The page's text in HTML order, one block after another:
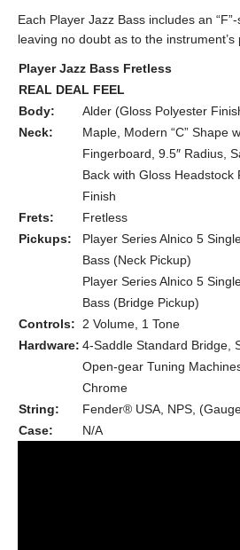
Each Player Jazz Bass includes an
leaving no doubt as to the instrument’s
Player Jazz Bass Fretless
REAL DEAL FEEL
Body:
Alder (Gloss Polyester
Neck:
Maple, Modern “C” Shape
Fingerboard, 9.5″ Radius,
Back with Gloss Headstock
Finish
Frets:
Fretless
Pickups:
Player Series Alnico 5
Bass (Neck Pickup)
Player Series Alnico 5
Bass (Bridge Pickup)
Controls:
2 Volume, 1 Tone
Hardware: 4-Saddle Standard Bridge,
Open-gear Tuning
Chrome
String:
Fender® USA, NPS,
Case:
N/A